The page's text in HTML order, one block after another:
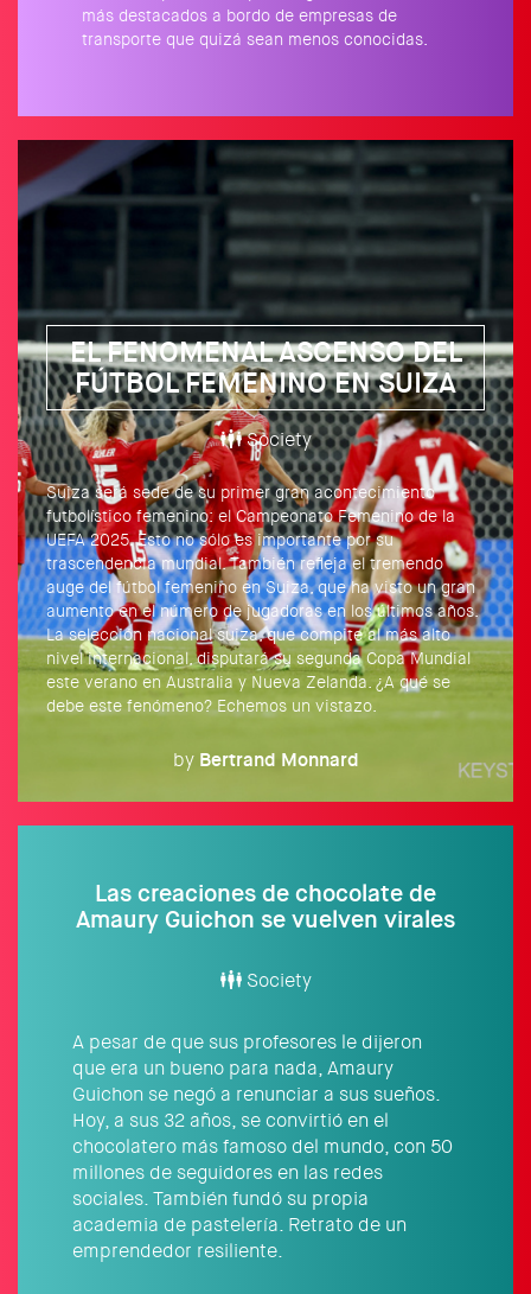
más destacados a bordo de empresas de
transporte que quizá sean menos conocidas.
EL FENOMENAL ASCENSO DEL
FÚTBOL FEMENINO EN SUIZA
Society
Suiza será sede de su primer gran acontecimiento
futbolístico femenino: el Campeonato Femenino de la
UEFA 2025. Esto no sólo es importante por su
trascendencia mundial. También refleja el tremendo
auge del fútbol femenino en Suiza, que ha visto un gran
aumento en el número de jugadoras en los últimos años.
La selección nacional suiza, que compite al más alto
nivel internacional, disputará su segunda Copa Mundial
este verano en Australia y Nueva Zelanda. ¿A qué se
debe este fenómeno? Echemos un vistazo.
by Bertrand Monnard
Las creaciones de chocolate de
Amaury Guichon se vuelven virales
Society
A pesar de que sus profesores le dijeron
que era un bueno para nada, Amaury
Guichon se negó a renunciar a sus sueños.
Hoy, a sus 32 años, se convirtió en el
chocolatero más famoso del mundo, con 50
millones de seguidores en las redes
sociales. También fundó su propia
academia de pastelería. Retrato de un
emprendedor resiliente.